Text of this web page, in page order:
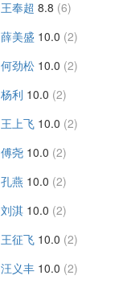
王奉超 8.8 (6)
薛美盛 10.0 (2)
何劲松 10.0 (2)
杨利 10.0 (2)
王上飞 10.0 (2)
傅尧 10.0 (2)
孔燕 10.0 (2)
刘淇 10.0 (2)
王征飞 10.0 (2)
汪义丰 10.0 (2)